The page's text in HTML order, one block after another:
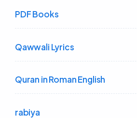
PDF Books
Qawwali Lyrics
Quran in Roman English
rabiya